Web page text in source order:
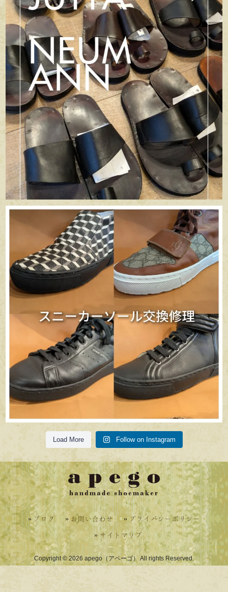
7月 5
apego_handmade_shoemaker
6月 29
Load More Follow on Instagram
ブログ お問い合わせ
プライバシーポリシー
サイトマップ
Copyright © 2026 apego（アペーゴ） All rights Reserved.